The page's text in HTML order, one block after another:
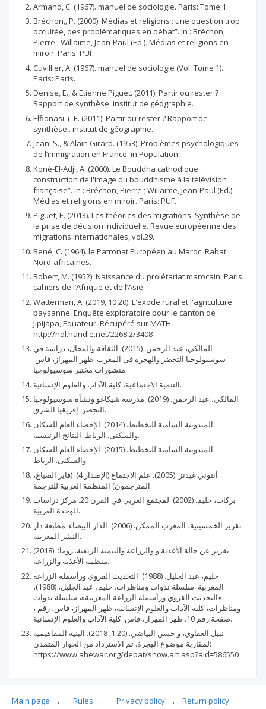
Armand, C. (1967). manuel de sociologie. Paris: Tome 1.
Bréchon,, P. (2000). Médias et religions : une question trop
occultée, des problématiques en débat”. In : Bréchon,
Pierre ; Willaime, Jean-Paul (Ed.). Médias et religions en
miroir. Paris: PUF.
Cuvillier, A. (1967). manuel de sociologie (Vol. Tome 1).
Paris: Paris.
Denise, E., & Etienne Piguet. (2011). Partir ou rester ?
Rapport de synthèse. institut de géographie.
Elfionasi, (. E. (2011). Partir ou rester ? Rapport de
synthèse,. institut de géographie.
Jean, S., & Alain Girard. (1953). Problèmes psychologiques
de l’immigration en France. in Population.
Koné-El-Adji, A. (2000). Le Bouddha cathodique :
construction de l'image du bouddhisme à la télévision
française”. In : Bréchon, Pierre ; Willaime, Jean-Paul (Ed.).
Médias et religions en miroir. Paris: PUF.
Piguet, E. (2013). Les théories des migrations. Synthèse de
la prise de décision individuelle. Revue européenne des
migrations Internationales, vol.29.
René, C. (1964). le Patronat Européen au Maroc. Rabat:
Nord-africaines.
Robert, M. (1952). Naissance du prolétariat marocain. Paris:
cahiers de l’Afrique et de l’Asie.
Watterman, A. (2019, 10 20). L'exode rural et l'agriculture
paysanne. Enquête exploratoire pour le canton de
Jipijapa, Equateur. Récupéré sur MATH:
http://hdl.handle.net/2268.2/3408
المالكي، عبد الرحمن. (2015). الثقافة والمجال، دراسة في
سوسيولوجيا التحضر والهجرة في المغرب. ظهر المهراز، فاس:
منشورات مختبر سوسيولوجيا
التنمية الاجتماعية، كلية الآداب والعلوم الإنسانية.
المالكي، عبد الرحمن. (2019). مدرسة شيكاغو ونشأة سوسيولوجيا
التحضر. إفريقيا الشرق.
المندوبية السامية للتخطيط. (2014). الإحصاء العام للسكان
والسكنى. الرباط: النتائج الرئيسية.
المندوبية السامية للتخطيط. (2015). الإحصاء العام للسكان
والسكنى. الرباط.
أنتوني غيدنز. (2005). علم الاجتماع (الإصدار 4). (فايز الصياغ،
المترجمون) المنظمة العربية للترجمة.
بركات، حليم. (2002). لمجتمع العربي في القرن 20. مركز دراسات
الوحدة العربية.
تقرير الخمسينية، المغرب الممكن. (2006). الدار البيضاء: مطبعة دار
النشر المغربية.
(2018). تقرير عن حالة الأغذية و والزراعة والتنمية الريفية. روما:
منظمة الأغذية والزراعة.
حليم، عبد الجليل. (1988). التحديث القروي ورأسملة الزراعة
المغربية. سلسلة ندوات ومناظرات. حليم، عبد الجليل، (1988)،
»التحديث القروي ورأسملة الزراعة المغربية«، سلسلة ندوات
ومناظرات، كلية الآداب والعلوم الإنسانية، ظهر المهراز، فاس، رقم ،
صفحة رقم 10. ظهر المهراز، فاس: كلية الآداب والعلوم الإنسانية.
نبيل العقاوي، و حسن البياضي. (20 1, 2018). البنية المفاهيمية
لمقاربة موضوع الهجرة. تم الاسترداد من الحوار المتمدن:
https://www.ahewar.org/debat/show.art.asp?aid=586550
Main page . Rules . Privacy policy . Return policy